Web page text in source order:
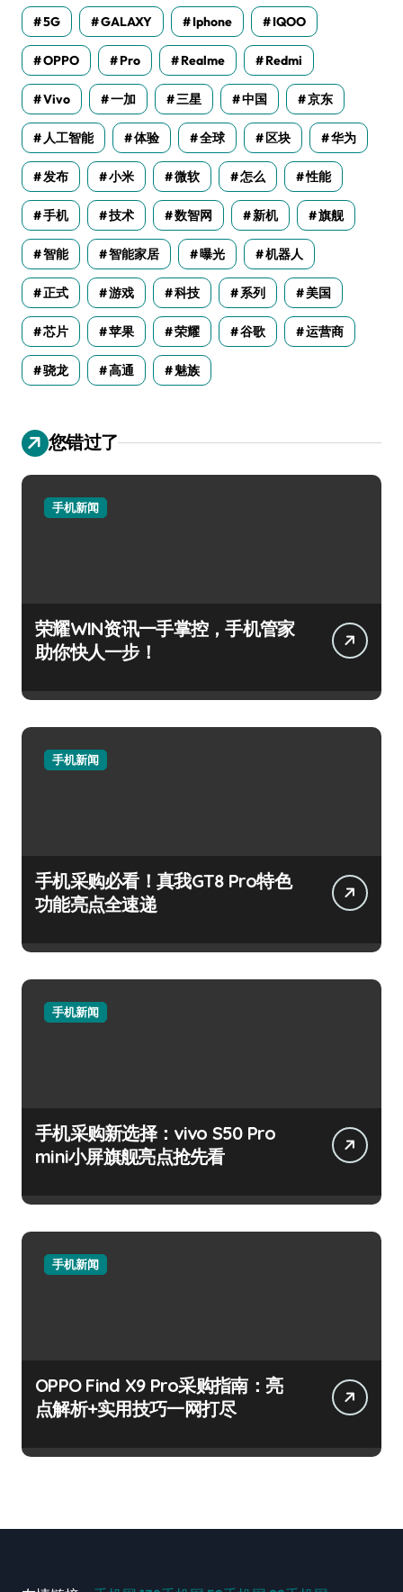
5G GALAXY Iphone IQOO
OPPO Pro Realme Redmi
Vivo 一加 三星 中国 京东
人工智能 体验 全球 区块 华为
发布 小米 微软 怎么 性能
手机 技术 数智网 新机 旗舰
智能 智能家居 曝光 机器人
正式 游戏 科技 系列 美国
芯片 苹果 荣耀 谷歌 运营商
骁龙 高通 魅族
您错过了
手机新闻
荣耀WIN资讯一手掌控，手机管家
助你快人一步！
手机新闻
手机采购必看！真我GT8 Pro特色
功能亮点全速递
手机新闻
手机采购新选择：vivo S50 Pro
mini小屏旗舰亮点抢先看
手机新闻
OPPO Find X9 Pro采购指南：亮
点解析+实用技巧一网打尽